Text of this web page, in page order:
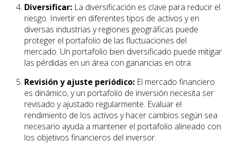
Diversificar: La diversificación es clave para reducir el
riesgo. Invertir en diferentes tipos de activos y en
diversas industrias y regiones geográficas puede
proteger el portafolio de las fluctuaciones del
mercado. Un portafolio bien diversificado puede mitigar
las pérdidas en un área con ganancias en otra.
Revisión y ajuste periódico: El mercado financiero
es dinámico, y un portafolio de inversión necesita ser
revisado y ajustado regularmente. Evaluar el
rendimiento de los activos y hacer cambios según sea
necesario ayuda a mantener el portafolio alineado con
los objetivos financieros del inversor.